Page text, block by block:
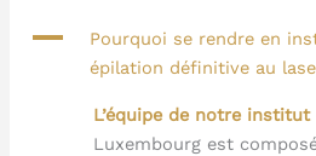
A
Pourquoi se rendre en
épilation définitive au
L’équipe de notre institut
Luxembourg est